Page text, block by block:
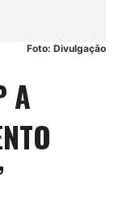
Foto: Divulgação
A